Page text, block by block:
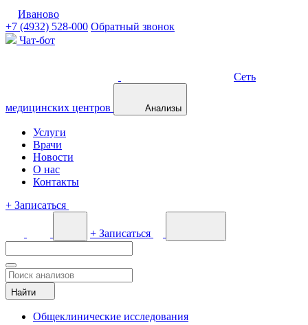
Иваново
+7 (4932) 528-000 Обратный звонок
Чат-бот
Сеть
медицинских центров Анализы
Услуги
Врачи
Новости
О нас
Контакты
+ Записаться
+ Записаться
Найти
Общеклинические исследования